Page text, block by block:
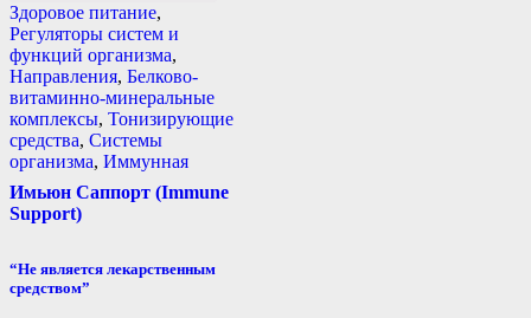
Здоровое питание,
Регуляторы систем и
функций организма,
Направления, Белково-
витаминно-минеральные
комплексы, Тонизирующие
средства, Системы
организма, Иммунная
Имьюн Саппорт (Immune
Support)
“Не является лекарственным
средством”